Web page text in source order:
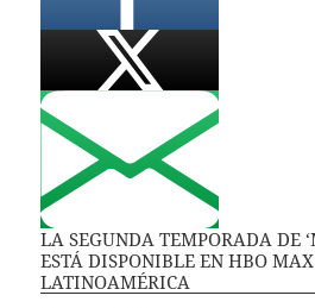
LA SEGUNDA TEMPORADA DE
ESTÁ DISPONIBLE EN HBO
LATINOAMÉRICA